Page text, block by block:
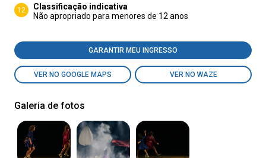
12
Classificação indicativa
Não apropriado para menores de 12 anos
GARANTIR MEU INGRESSO
VER NO GOOGLE MAPS VER NO WAZE
Galeria de fotos